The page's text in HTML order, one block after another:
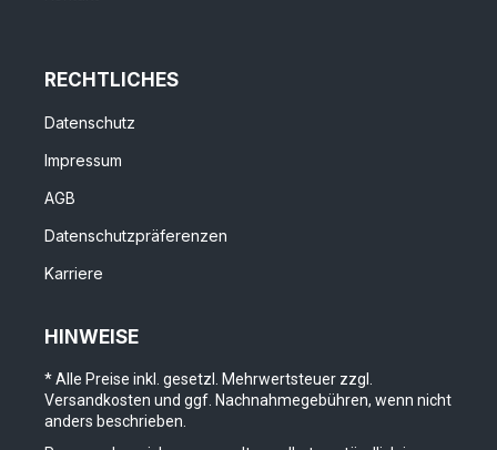
RECHTLICHES
Datenschutz
Impressum
AGB
Datenschutzpräferenzen
Karriere
HINWEISE
* Alle Preise inkl. gesetzl. Mehrwertsteuer zzgl.
Versandkosten und ggf. Nachnahmegebühren, wenn nicht
anders beschrieben.